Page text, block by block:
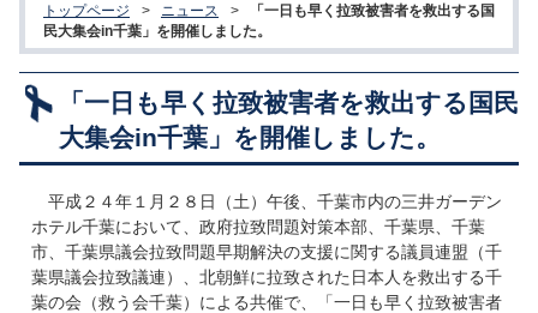
政府主催イベント
国際社会との連携
広報・啓発資料
オールジャパンの取組
トップページ > ニュース >
「一日も早く拉致被害者を救出する国
民大集会in千葉」を開催しました。
「一日も早く拉致被害者を救出する国民
大集会in千葉」を開催しました。
平成２４年１月２８日（土）午後、千葉市内の三井ガーデン
ホテル千葉において、政府拉致問題対策本部、千葉県、千葉
市、千葉県議会拉致問題早期解決の支援に関する議員連盟（千
葉県議会拉致議連）、北朝鮮に拉致された日本人を救出する千
葉の会（救う会千葉）による共催で、「一日も早く拉致被害者